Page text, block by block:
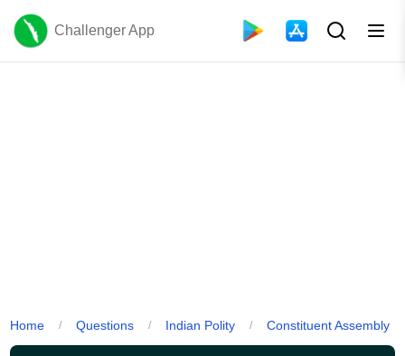
Challenger App
Home / Questions / Indian Polity / Constituent Assembly